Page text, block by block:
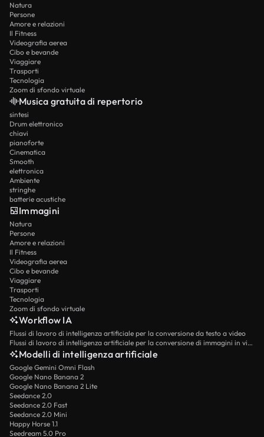
Natura
Persone
Amore e relazioni
Il Fitness
Videografia aerea
Cibo e bevande
Viaggiare
Trasporti
Tecnologia
Zoom di sfondo virtuale
Musica gratuita di repertorio
sintesi
Drum elettronico
chiavi
pianoforte
Cinematica
Smooth
elettronica
Ambiente
stringhe
batterie acustiche
Immagini
Natura
Persone
Amore e relazioni
Il Fitness
Videografia aerea
Cibo e bevande
Viaggiare
Trasporti
Tecnologia
Zoom di sfondo virtuale
Workflow IA
Flussi di lavoro di intelligenza artificiale per la conversione da testo a video
Flussi di lavoro di intelligenza artificiale per la conversione di immagini in video
Modelli di intelligenza artificiale
Google Gemini Omni Flash
Google Nano Banana 2
Google Nano Banana 2 Lite
Seedance 2.0
Seedance 2.0 Fast
Seedance 2.0 Mini
Happy Horse 1.1
Seedream 5.0 Pro